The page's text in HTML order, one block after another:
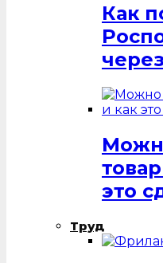
Как
это
Труд